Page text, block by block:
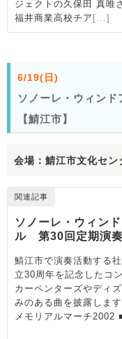
6/19(日)
ソノーレ・ウィン
【鯖江市】
会場：鯖江市文化セン